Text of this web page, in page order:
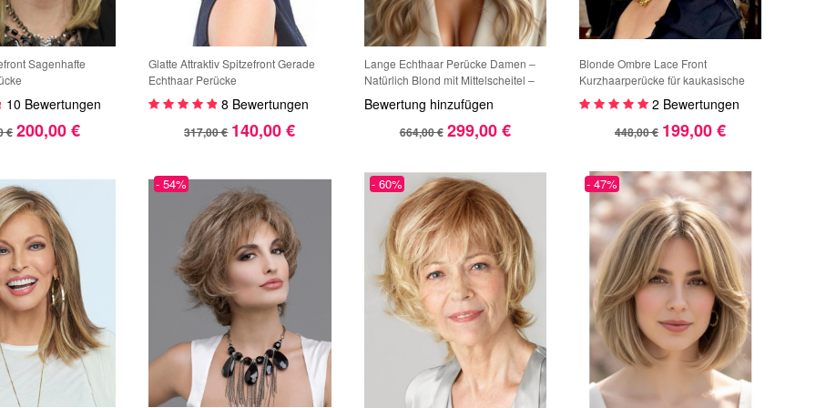
Sagenhafte
10 Bewertungen
€ 200,00 €
Glatte Attraktiv Spitzefront Gerade
Echthaar Perücke
8 Bewertungen
317,00 € 140,00 €
Lange Echthaar Perücke Damen –
Natürlich Blond mit Mittelscheitel –
Handgeknüpft auf Lace – Weiche,
Voluminöse Wellen – Realistischer
Haaransatz
Bewertung hinzufügen
664,00 € 299,00 €
Blonde Ombre Lace Front
Kurzhaarperücke für kaukasische
Frauen, 100 % Echthaar2 Bewertungen
448,00 € 199,00 €
- 54% - 60% - 47%